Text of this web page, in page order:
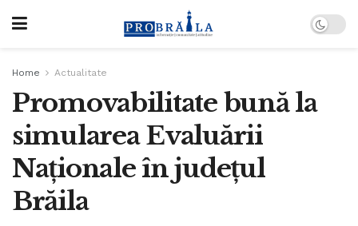
Home Actualitate
Promovabilitate bună la
simularea Evaluării
Naționale în județul
Brăila